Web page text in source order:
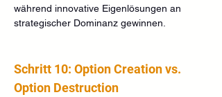
während innovative Eigenlösungen an
strategischer Dominanz gewinnen.
Schritt 10: Option Creation vs.
Option Destruction